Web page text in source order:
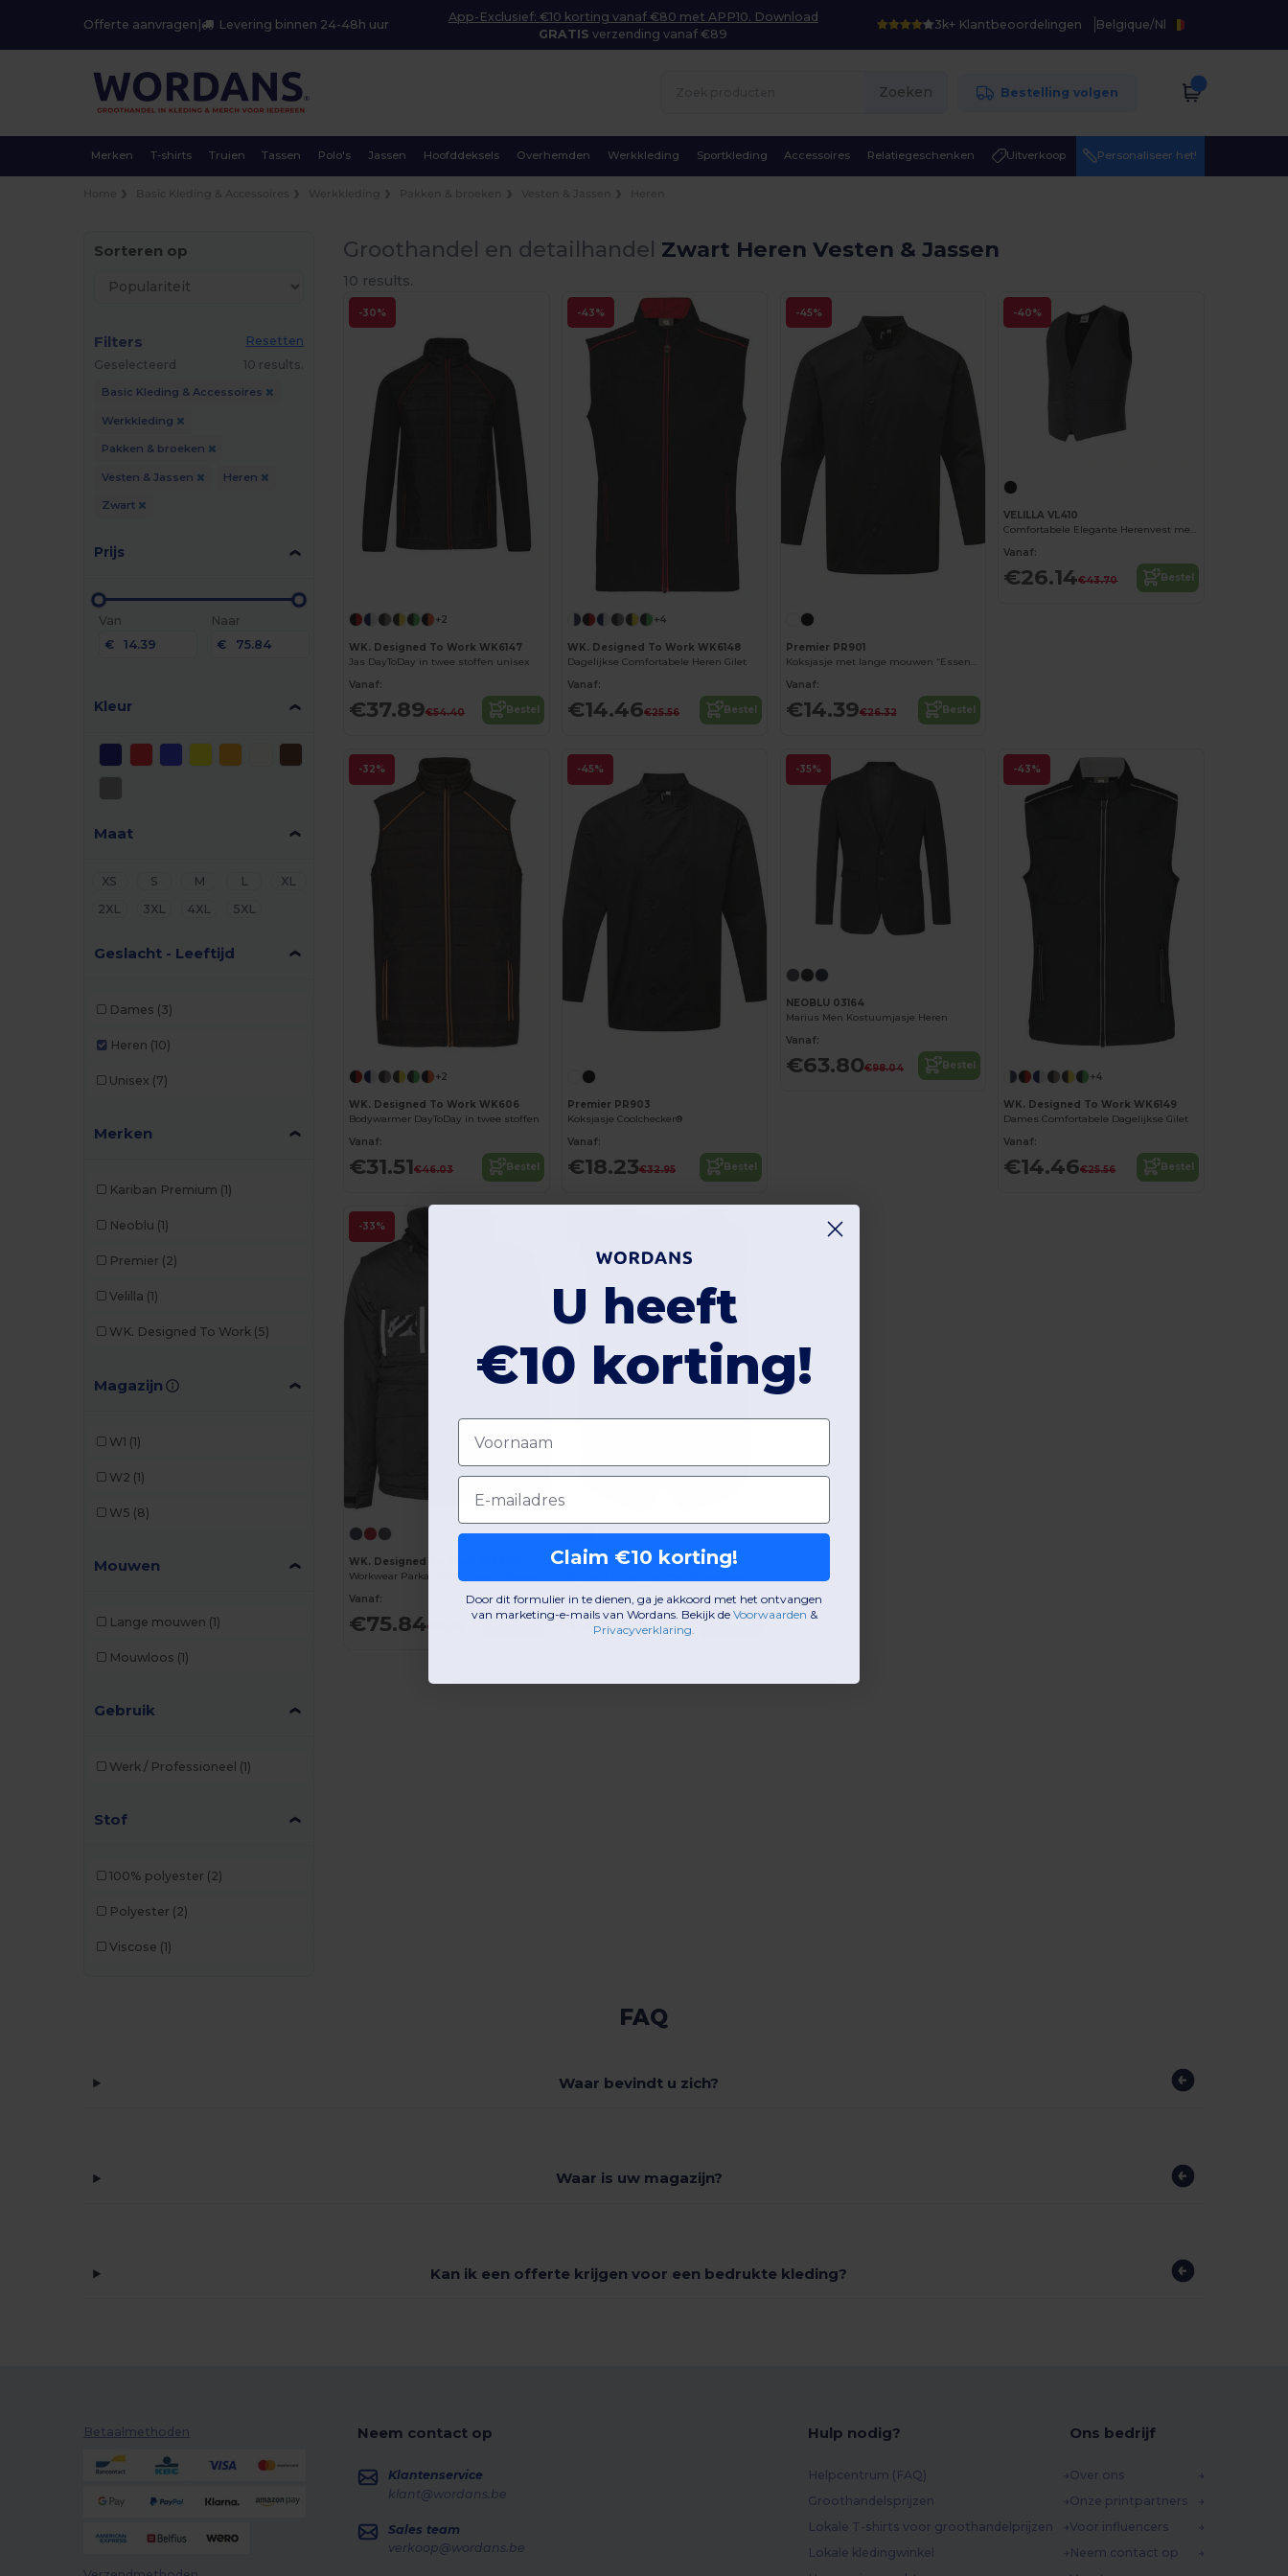
Offerte aanvragen Levering binnen 24-48h uur
App-Exclusief: €10 korting vanaf €80 met APP10. Download
GRATIS verzending vanaf €89
3k+ Klantbeoordelingen Belgique/Nl
Zoeken Bestelling volgen
Merken T-shirts Truien Tassen Polo's Jassen Hoofddeksels Overhemden Werkkleding Sportkleding Accessoires Relatiegeschenken Uitverkoop Personaliseer het!
Sorteren op
Filters
Resetten
Geselecteerd
10 results.
Basic Kleding & Accessoires
Werkkleding
Pakken & broeken
Vesten & Jassen Heren
Zwart
Prijs
Van
€
Naar
€
Kleur
Maat
XS S M L
XL
2XL
3XL 4XL 5XL
Geslacht - Leeftijd
Dames (3)
Heren (10)
Unisex (7)
Merken
Kariban Premium (1)
Neoblu (1)
Premier (2)
Velilla (1)
WK. Designed To Work (5)
Magazijn
W1 (1)
W2 (1)
W5 (8)
Mouwen
Lange mouwen (1)
Mouwloos (1)
Gebruik
Werk / Professioneel (1)
Stof
100% polyester (2)
Polyester (2)
Viscose (1)
Groothandel en detailhandel Zwart Heren Vesten & Jassen
10 results.
-30%
+2
WK. Designed To Work WK6147
Jas DayToDay in twee stoffen unisex
Vanaf:
€37.89€54.40 Bestel
-43%
+4
WK. Designed To Work WK6148
Dagelijkse Comfortabele Heren Gilet
Vanaf:
€14.46€25.56 Bestel
-45%
Premier PR901
Koksjasje met lange mouwen “Essential”
Vanaf:
€14.39€26.32 Bestel
-40%
VELILLA VL410
Comfortabele Elegante Herenvest met Praktische Zakken
Vanaf:
€26.14€43.70 Bestel
-32%
+2
WK. Designed To Work WK606
Bodywarmer DayToDay in twee stoffen
Vanaf:
€31.51€46.03 Bestel
-45%
Premier PR903
Koksjasje Coolchecker®
Vanaf:
€18.23€32.95 Bestel
-35%
NEOBLU 03164
Marius Men Kostuumjasje Heren
Vanaf:
€63.80€98.04 Bestel
-43%
+4
WK. Designed To Work WK6149
Dames Comfortabele Dagelijkse Gilet
Vanaf:
€14.46€25.56 Bestel
-33%
WK. Designed To Work WK6106
Vanaf:
€75.84€112.73
Kariban Premium PK540
Vanaf:
€49.59€71.44
FAQ
Waar bevindt u zich?
Waar is uw magazijn?
Kan ik een offerte krijgen voor een bedrukte kleding?
Betaalmethoden Neem contact op
Klantenservice
klant@wordans.be
Sales team
verkoop@wordans.be
Hulp nodig?
Helpcentrum (FAQ)
Groothandelsprijzen
Lokale T-shirts voor groothandelprijzen
Lokale kledingwinkel
Ons bedrijf
Over ons
Onze printpartners
Voor influencers
Neem contact op
U heeft
€10 korting!
Voornaam
Email
Claim €10 korting!
Door dit formulier in te dienen, ga je akkoord met het ontvangen
van marketing-e-mails van Wordans. Bekijk de Voorwaarden &
Privacyverklaring.